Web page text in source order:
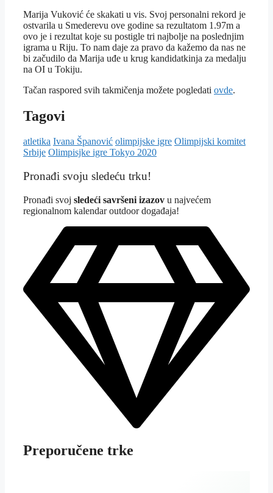
Marija Vuković će skakati u vis. Svoj personalni rekord je
ostvarila u Smederevu ove godine sa rezultatom 1.97m a
ovo je i rezultat koje su postigle tri najbolje na poslednjim
igrama u Riju. To nam daje za pravo da kažemo da nas ne
bi začudilo da Marija uđe u krug kandidatkinja za medalju
na OI u Tokiju.
Tačan raspored svih takmičenja možete pogledati ovde.
Tagovi
atletika Ivana Španović olimpijske igre Olimpijski komitet
Srbije Olimpisjke igre Tokyo 2020
Pronađi svoju sledeću trku!
Pronađi svoj sledeći savršeni izazov u najvećem
regionalnom kalendar outdoor događaja!
Preporučene trke